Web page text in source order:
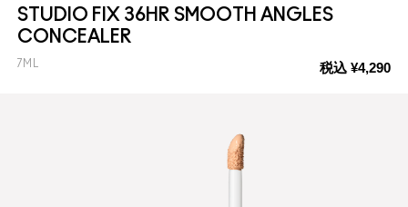
STUDIO FIX 36HR SMOOTH ANGLES
CONCEALER
税込 ¥4,290
7ML